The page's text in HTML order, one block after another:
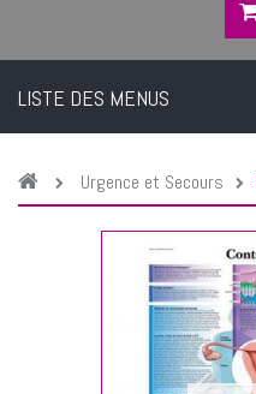
LISTE DES MENUS
Urgence et Secours